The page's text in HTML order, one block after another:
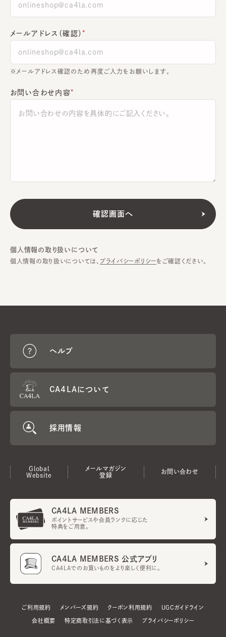
メールアドレス（確認）
※メールアドレス確認のため再度ご入力をお願いします。
お問い合わせ内容
個人情報の取り扱いについて
個人情報の取り扱いについては、 プライバシーポリシーをご確認ください。
ヘルプ
CA4LAについて
採用情報
Global
Website
メールマガジン
登録
お問い合わせ
CA4LA MEMBERS
ポイントサービスや会員ランクに応じた
特典をご用意。
CA4LA MEMBERS 公式アプリ
CA4LAでのお買いものをより楽しく便利に。
ご利用規約 メンバーズ規約 クーポン利用規約 UGCガイドライン
会社概要 特定商取引法に基づく表示 プライバシーポリシー